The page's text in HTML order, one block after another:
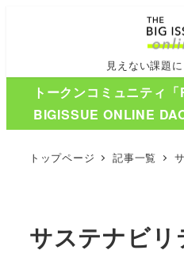
見えない課題
トークンコミュニティ
BIGISSUE ONLINE
トップページ 記事一覧
サステナビリ